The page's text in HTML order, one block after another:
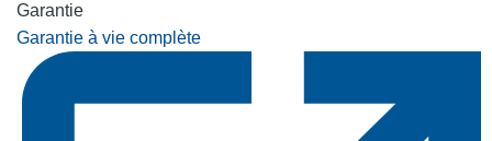
Garantie
Garantie à vie complète